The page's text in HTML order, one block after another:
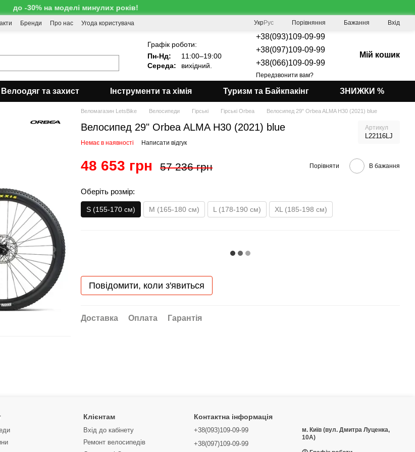
до -30% на моделі минулих років!
Бренди Про нас Угода користувача УкрРус Порівняння Бажання Вхід
Графік роботи:
Пн-Нд:
11:00–19:00
Середа:
вихідний.
+38(093)109-09-99
+38(097)109-09-99
+38(066)109-09-99
Передзвонити вам?
Мій кошик
Велоодяг та захист Інструменти та хімія Туризм та Байкпакінг ЗНИЖКИ %
Веломагазин LetsBike Велосипеди Гірські Гірські Orbea Велосипед 29" Orbea ALMA H30 (2021) blue
Велосипед 29" Orbea ALMA H30 (2021) blue Артикул
L22116LJ
Немає в наявності Написати відгук
48 653 грн 57 236 грн Порівняти В бажання
Оберіть розмір:
S (155-170 см) M (165-180 см) L (178-190 см) XL (185-198 см)
Повідомити, коли з'явиться
Доставка Оплата Гарантія
Клієнтам
Вхід до кабінету
Ремонт велосипедів
Контактна інформація
+38(093)109-09-99
+38(097)109-09-99
м. Київ (вул. Дмитра Луценка,
10А)